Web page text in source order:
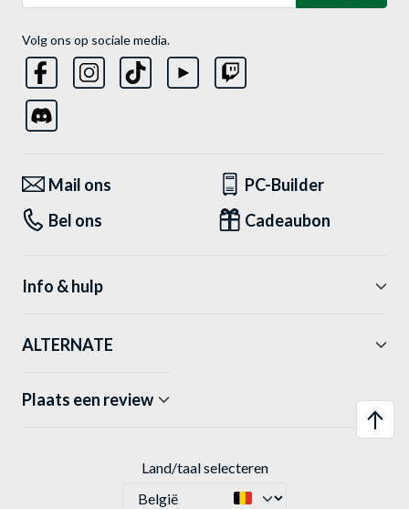
Volg ons op sociale media.
Mail ons
PC-Builder
Bel ons
Cadeaubon
Info & hulp
ALTERNATE
Plaats een review
Land/taal selecteren